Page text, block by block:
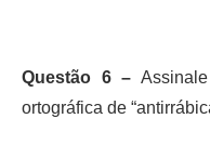
Questão 6 –
ortográfica de